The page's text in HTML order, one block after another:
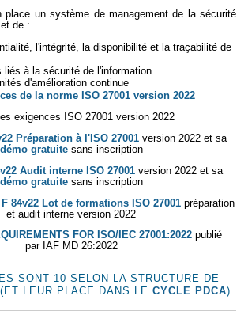
place un système de management de la sécurité
de :
l'intégrité, la disponibilité et la traçabilité de
liés à la sécurité de l'information
d'amélioration continue
de la norme ISO 27001 version 2022
exigences ISO 27001 version 2022
Préparation à l'ISO 27001 version 2022 et sa
démo gratuitesans inscription
Audit interne ISO 27001 version 2022 et sa
démo gratuitesans inscription
F 84v22 Lot de formations ISO 27001 préparation
et audit interne version 2022
FOR ISO/IEC 27001:2022publié
par IAF MD 26:2022
SONT 10 SELON LA STRUCTURE DE
LEUR PLACE DANS LE CYCLE PDCA)